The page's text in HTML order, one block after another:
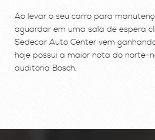
Ao levar o seu carro para
aguardar em uma sala de espera
Sedecar Auto Center vem
hoje possui a maior nota do norte-
auditoria Bosch.